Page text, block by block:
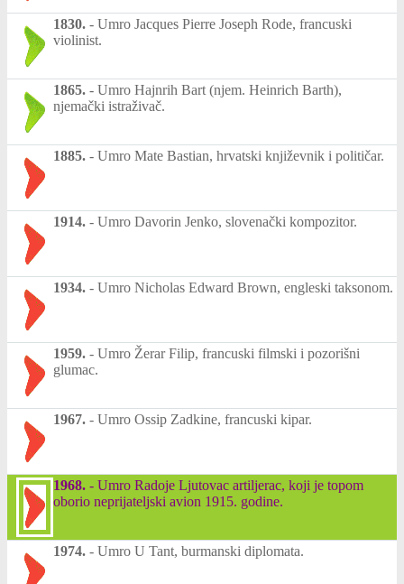
1830. - Umro Jacques Pierre Joseph Rode, francuski
violinist.
1865. - Umro Hajnrih Bart (njem. Heinrich Barth),
njemački istraživač.
1885. - Umro Mate Bastian, hrvatski književnik i političar.
1914. - Umro Davorin Jenko, slovenački kompozitor.
1934. - Umro Nicholas Edward Brown, engleski taksonom.
1959. - Umro Žerar Filip, francuski filmski i pozorišni
glumac.
1967. - Umro Ossip Zadkine, francuski kipar.
1968. - Umro Radoje Ljutovac artiljerac, koji je topom
oborio neprijateljski avion 1915. godine.
1974. - Umro U Tant, burmanski diplomata.